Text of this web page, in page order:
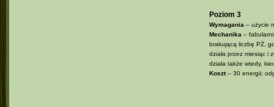
Poziom 3
Wymagania– użycie
Mechanika–
brakującą liczbę PŻ,
działa przez miesiąc i
działa także wtedy,
Koszt– 30 energii;